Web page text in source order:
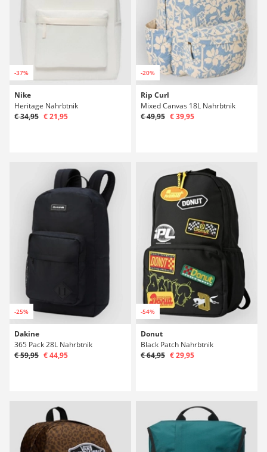
-37%
Nike
Heritage Nahrbtnik
€ 34,95 € 21,95
-20%
Rip Curl
Mixed Canvas 18L Nahrbtnik
€ 49,95 € 39,95
-25%
Dakine
365 Pack 28L Nahrbtnik
€ 59,95 € 44,95
-54%
Donut
Black Patch Nahrbtnik
€ 64,95 € 29,95